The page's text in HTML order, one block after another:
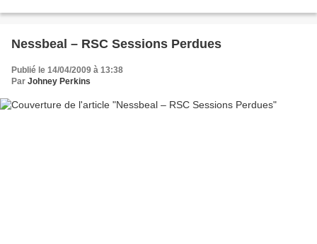
Nessbeal – RSC Sessions Perdues
Publié le 14/04/2009 à 13:38
Par Johney Perkins